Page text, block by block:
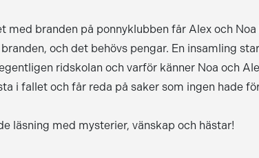
med branden på ponnyklubben får Alex och
och det behövs pengar. En insamling
ridskolan och varför känner Noa och
i fallet och får reda på saker som ingen hade
läsning med mysterier, vänskap och hästar!